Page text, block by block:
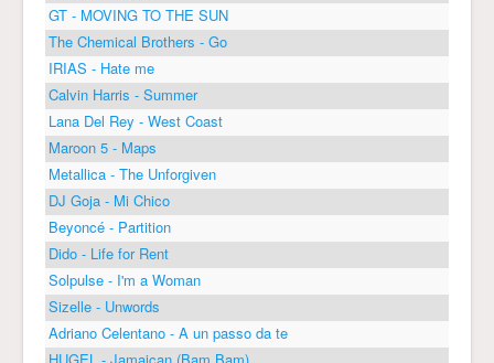
GT - MOVING TO THE SUN
The Chemical Brothers - Go
IRIAS - Hate me
Calvin Harris - Summer
Lana Del Rey - West Coast
Maroon 5 - Maps
Metallica - The Unforgiven
DJ Goja - Mi Chico
Beyoncé - Partition
Dido - Life for Rent
Solpulse - I'm a Woman
Sizelle - Unwords
Adriano Celentano - A un passo da te